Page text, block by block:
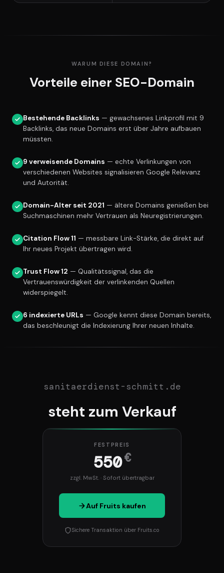
WARUM DIESE DOMAIN?
Vorteile einer SEO-Domain
Bestehende Backlinks — gewachsenes Linkprofil mit 9
Backlinks, das neue Domains erst über Jahre aufbauen
müssten.
9 verweisende Domains — echte Verlinkungen von
verschiedenen Websites signalisieren Google Relevanz
und Autorität.
Domain-Alter seit 2021 — ältere Domains genießen bei
Suchmaschinen mehr Vertrauen als Neuregistrierungen.
Citation Flow 11 — messbare Link-Stärke, die direkt auf
Ihr neues Projekt übertragen wird.
Trust Flow 12 — Qualitätssignal, das die
Vertrauenswürdigkeit der verlinkenden Quellen
widerspiegelt.
6 indexierte URLs — Google kennt diese Domain bereits,
das beschleunigt die Indexierung Ihrer neuen Inhalte.
sanitaerdienst-schmitt.de
steht zum Verkauf
FESTPREIS
550€
zzgl. MwSt. · Sofort übertragbar
Auf Fruits kaufen
Sichere Transaktion über Fruits.co